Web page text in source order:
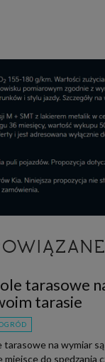
tarasowe
tarasie
tarasowe na wymiar
miejsce do spędzania